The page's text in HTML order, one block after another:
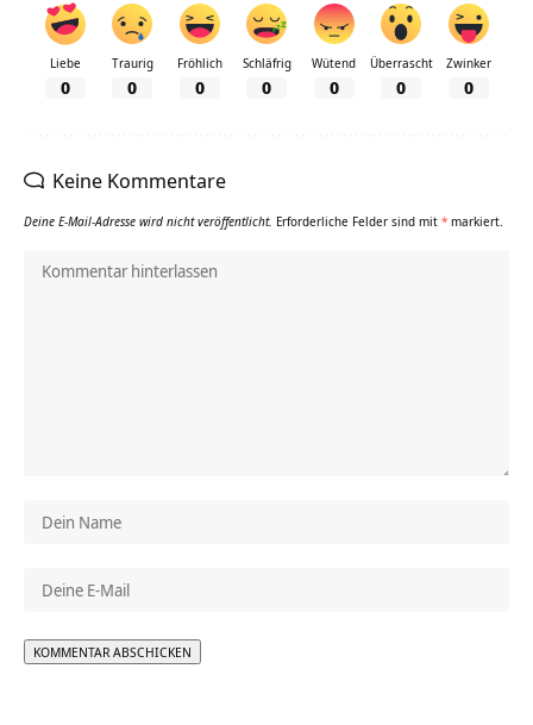
Liebe
0
Traurig
0
Fröhlich
0
Schläfrig
0
Wütend
0
Überrascht
0
Zwinker
0
Keine Kommentare
Deine E-Mail-Adresse wird nicht veröffentlicht. Erforderliche Felder sind mit * markiert.